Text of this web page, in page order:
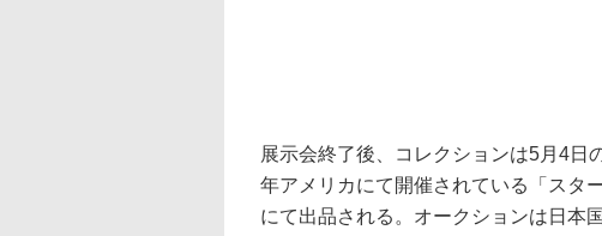
展示会終了後、コレクションは5月4日
年アメリカにて開催されている「スタ
にて出品される。オークションは日本